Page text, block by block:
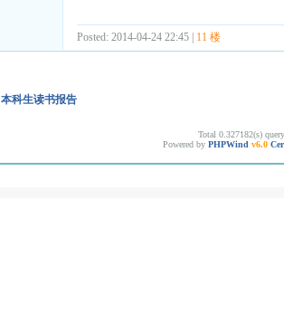
Posted: 2014-04-24 22:45 | 11 楼
本科生读书报告
Total 0.327182(s)
Powered by PHPWind v6.0